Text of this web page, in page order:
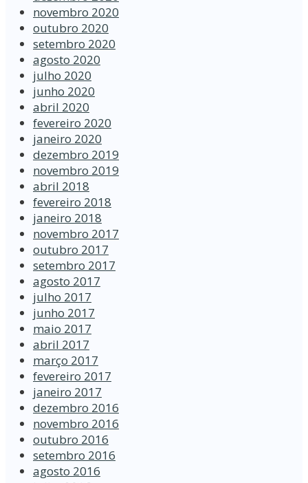
novembro 2020
outubro 2020
setembro 2020
agosto 2020
julho 2020
junho 2020
abril 2020
fevereiro 2020
janeiro 2020
dezembro 2019
novembro 2019
abril 2018
fevereiro 2018
janeiro 2018
novembro 2017
outubro 2017
setembro 2017
agosto 2017
julho 2017
junho 2017
maio 2017
abril 2017
março 2017
fevereiro 2017
janeiro 2017
dezembro 2016
novembro 2016
outubro 2016
setembro 2016
agosto 2016